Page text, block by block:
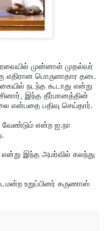
முன்னாள் முதல்வர்
பொருளாதார தடை
நடந்த கூடாது என்று
இந்த தீர்மானத்தின்
என்பதை பதிவு செய்தார்.
என்ற ஐ.நா
இந்த அமர்வில் கலந்து
உறுப்பினர் கருணாஸ்